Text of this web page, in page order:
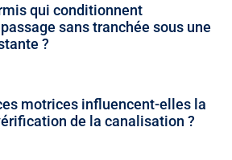
qui conditionnent
sans tranchée sous une
?
motrices influencent-elles la
de la canalisation ?